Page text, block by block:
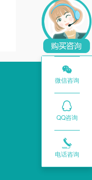

微信咨询
QQ咨询

电话咨询